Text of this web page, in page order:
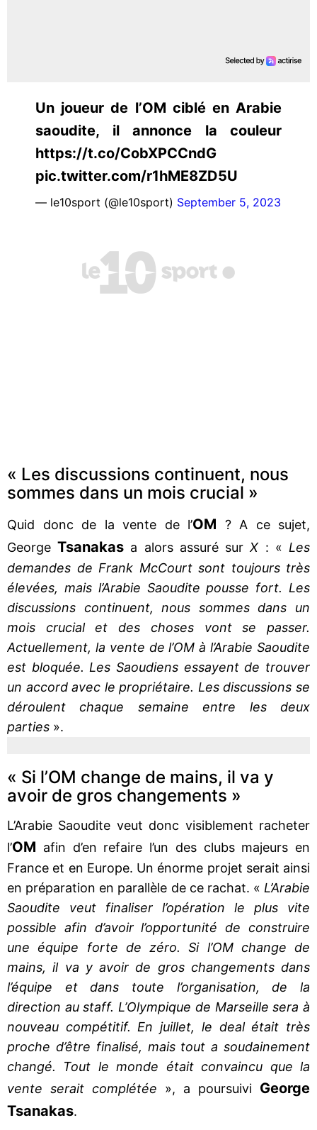
Un joueur de l’OM ciblé en Arabie
saoudite, il annonce la couleur
https://t.co/CobXPCCndG
pic.twitter.com/r1hME8ZD5U
— le10sport (@le10sport) September 5, 2023
« Les discussions continuent, nous
sommes dans un mois crucial »
Quid donc de la vente de l’OM ? A ce sujet,
George Tsanakas a alors assuré surX : « Les
demandes de Frank McCourt sont toujours très
élevées, mais l’Arabie Saoudite pousse fort. Les
discussions continuent, nous sommes dans un
mois crucial et des choses vont se passer.
Actuellement, la vente de l’OM à l’Arabie Saoudite
est bloquée. Les Saoudiens essayent de trouver
un accord avec le propriétaire. Les discussions se
déroulent chaque semaine entre les deux
parties ».
« Si l’OM change de mains, il va y
avoir de gros changements »
L’Arabie Saoudite veut donc visiblement racheter
l’OM afin d’en refaire l’un des clubs majeurs en
France et en Europe. Un énorme projet serait ainsi
en préparation en parallèle de ce rachat. « L’Arabie
Saoudite veut finaliser l’opération le plus vite
possible afin d’avoir l’opportunité de construire
une équipe forte de zéro. Si l’OM change de
mains, il va y avoir de gros changements dans
l’équipe et dans toute l’organisation, de la
direction au staff. L’Olympique de Marseille sera à
nouveau compétitif. En juillet, le deal était très
proche d’être finalisé, mais tout a soudainement
changé. Tout le monde était convaincu que la
vente serait complétée », a poursuivi George
Tsanakas.